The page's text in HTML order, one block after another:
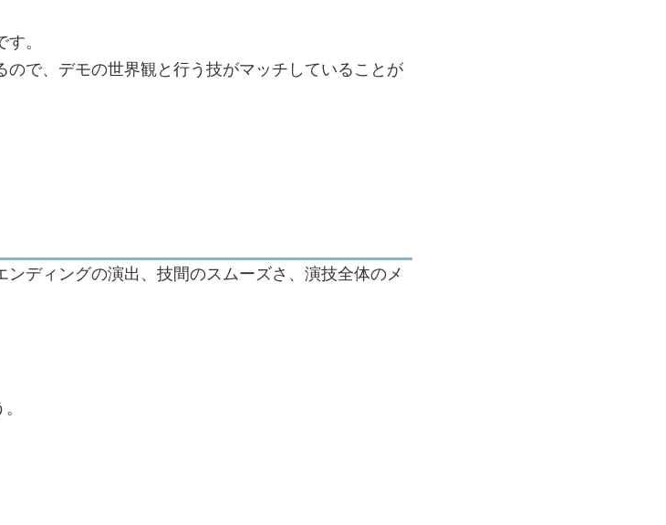
。
ので、デモの世界観と行う技がマッチしていることが
ディングの演出、技間のスムーズさ、演技全体のメ